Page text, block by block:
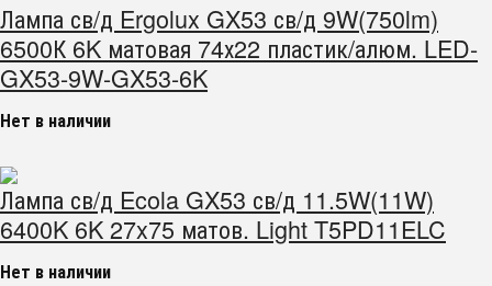
Лампа св/д Ergolux GX53 св/д 9W(750lm)
6500К 6K матовая 74х22 пластик/алюм. LED-
GX53-9W-GX53-6K
Нет в наличии
Лампа св/д Ecola GX53 св/д 11.5W(11W)
6400K 6K 27x75 матов. Light T5PD11ELC
Нет в наличии